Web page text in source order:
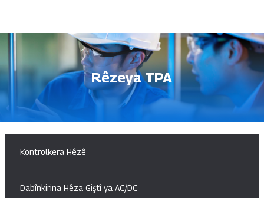
Rêzeya TPA
Kontrolkera Hêzê
Dabînkirina Hêza Giştî ya AC/DC